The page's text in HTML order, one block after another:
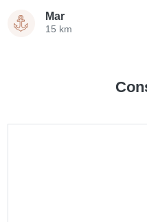
Mar
15 km